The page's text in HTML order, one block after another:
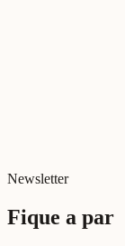
Newsletter
Fique a par